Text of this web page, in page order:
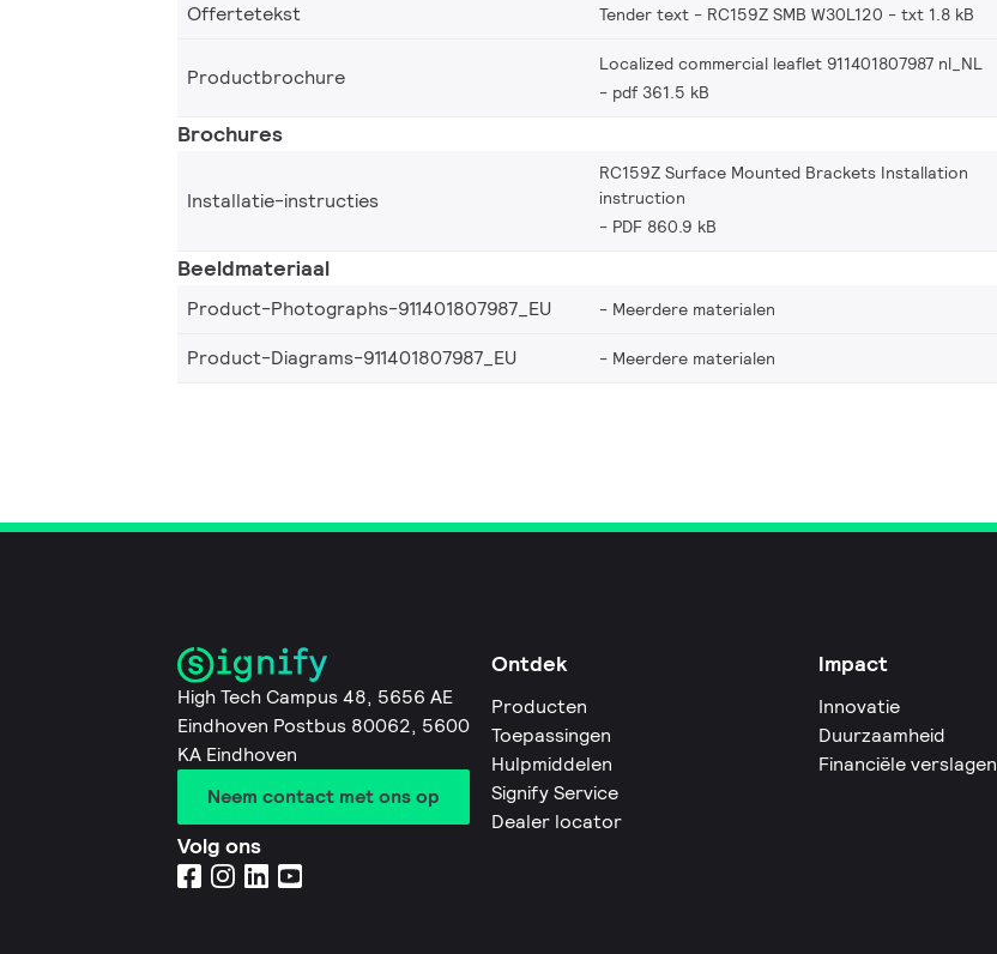
Offertetekst Tender text - RC159Z SMB W30L120 txt 1.8 kB
Productbrochure
Localized commercial leaflet 911401807987 nl_NL
pdf 361.5 kB
Brochures
Installatie-instructies
RC159Z Surface Mounted Brackets Installation
instruction
PDF 860.9 kB
Beeldmateriaal
Product-Photographs-911401807987_EU Meerdere materialen
Product-Diagrams-911401807987_EU
Meerdere materialen
High Tech Campus 48, 5656 AE
Eindhoven Postbus 80062, 5600
KA Eindhoven
Neem contact met ons op
Volg ons
Ontdek
Producten
Toepassingen
Hulpmiddelen
Signify Service
Dealer locator
Impact
Innovatie
Duurzaamheid
Financiële verslagen